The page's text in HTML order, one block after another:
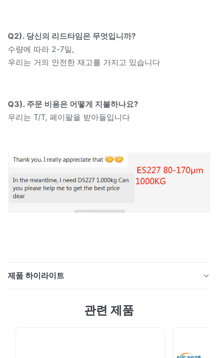
Q2). 당신의 리드타임은 무엇입니까?
수량에 따라 2-7일,
우리는 거의 안전한 재고를 가지고 있습니다
Q3). 주문 비용은 어떻게 지불하나요?
우리는 T/T, 페이팔을 받아들입니다
제품 하이라이트
분말 접착 매체: DTF 핫멜트 접착제 분말은 DTF 인쇄 공정
관련 제품